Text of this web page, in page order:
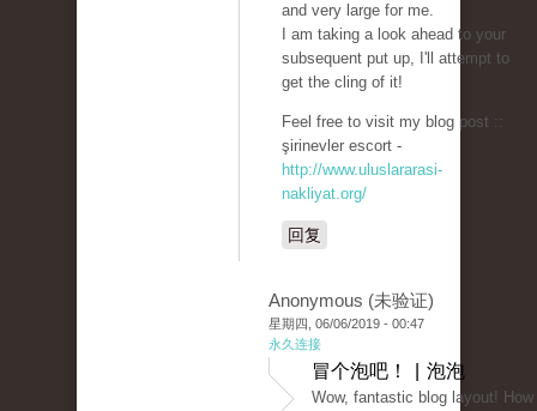
and very large for me.
I am taking a look ahead to your
subsequent put up, I'll attempt to
get the cling of it!
Feel free to visit my blog post ::
şirinevler escort -
http://www.uluslararasi-
nakliyat.org/
回复
Anonymous (未验证)
星期四, 06/06/2019 - 00:47
永久连接
冒个泡吧！ | 泡泡
Wow, fantastic blog layout! How